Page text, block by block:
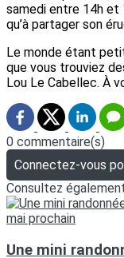
samedi entre 14h et
qu’à partager son
Le monde étant
que vous trouviez
Lou Le Cabellec. À
0 commentaire(s)
Connectez-vous
Consultez
Une mini